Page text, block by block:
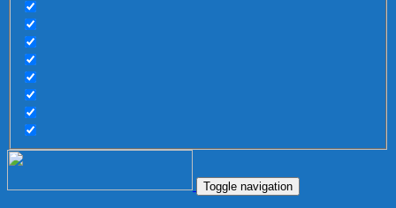
Toggle navigation